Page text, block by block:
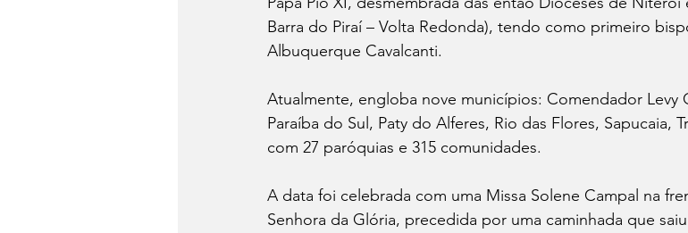
Barra do Piraí – Volta Redonda), tendo como primeiro
Albuquerque Cavalcanti.
Atualmente, engloba nove municípios: Comendador Levy
Paraíba do Sul, Paty do Alferes, Rio das Flores, Sapucaia,
com 27 paróquias e 315 comunidades.
A data foi celebrada com uma Missa Solene Campal na
Senhora da Glória, precedida por uma caminhada que